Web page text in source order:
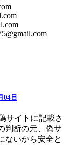
04日
サイトに記載さ
判断の元、偽サ
ないから安全と